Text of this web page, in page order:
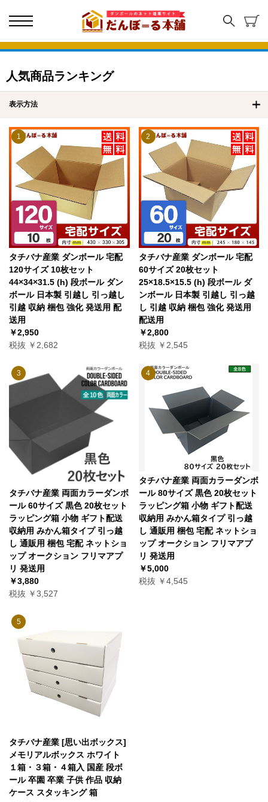
人気商品ランキング
表示方法
1
タチバナ産業 ダンボール 宅配
120サイズ 10枚セット
44×34×31.5 (h) 段ボール ダン
ボール 日本製 引越し 引っ越し
引越 収納 梱包 強化 発送用 配
送用
￥2,950
税抜 ￥2,682
2
タチバナ産業 ダンボール 宅配
60サイズ 20枚セット
25×18.5×15.5 (h) 段ボール ダ
ンボール 日本製 引越し 引っ越
し 引越 収納 梱包 強化 発送用
配送用
￥2,800
税抜 ￥2,545
3
タチバナ産業 両面カラーダンボ
ール 60サイズ 黒色 20枚セット
ラッピング箱 小物 ギフト配送
収納用 みかん箱タイプ 引っ越
し 通販用 梱包 宅配 ネットショ
ップ オークション フリマアプ
リ 発送用
￥3,880
税抜 ￥3,527
4
タチバナ産業 両面カラーダンボ
ール 80サイズ 黒色 20枚セット
ラッピング箱 小物 ギフト配送
収納用 みかん箱タイプ 引っ越
し 通販用 梱包 宅配 ネットショ
ップ オークション フリマアプ
リ 発送用
￥5,000
税抜 ￥4,545
5
タチバナ産業 [思い出ボックス]
メモリアルボックス ホワイト
１箱・３箱・４箱入 国産 段ボ
ール 卒園 卒業 子供 作品 収納
ケース スタッキング 箱